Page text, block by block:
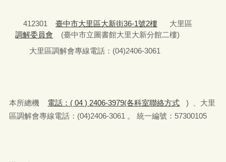
412301 臺中市大里區大新街36-1號2樓
大里區
調解委員會
(臺中市立圖書館大里大新分館二樓)
大里區調解會專線電話：(04)2406-3061
本所總機 電話：( 04 ) 2406-3979(各科室聯絡方式
) 、大里
區調解會專線電話：(04)2406-3061 。 統一編號：57300105